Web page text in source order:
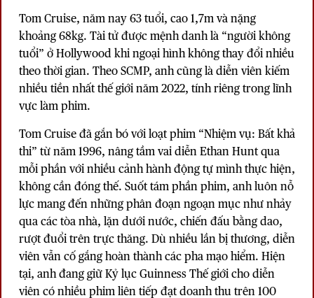
Tom Cruise, năm nay 63 tuổi, cao 1,7m và nặng
khoảng 68kg. Tài tử được mệnh danh là “người không
tuổi” ở Hollywood khi ngoại hình không thay đổi nhiều
theo thời gian. Theo SCMP, anh cũng là diễn viên kiếm
nhiều tiền nhất thế giới năm 2022, tính riêng trong lĩnh
vực làm phim.
Tom Cruise đã gắn bó với loạt phim “Nhiệm vụ: Bất khả
thi” từ năm 1996, nâng tầm vai diễn Ethan Hunt qua
mỗi phần với nhiều cảnh hành động tự mình thực hiện,
không cần đóng thế. Suốt tám phần phim, anh luôn nỗ
lực mang đến những phân đoạn ngoạn mục như nhảy
qua các tòa nhà, lặn dưới nước, chiến đấu bằng dao,
rượt đuổi trên trực thăng. Dù nhiều lần bị thương, diễn
viên vẫn cố gắng hoàn thành các pha mạo hiểm. Hiện
tại, anh đang giữ Kỷ lục Guinness Thế giới cho diễn
viên có nhiều phim liên tiếp đạt doanh thu trên 100